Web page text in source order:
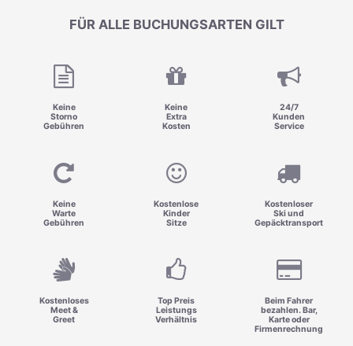
FÜR ALLE BUCHUNGSARTEN GILT
Keine
Storno
Gebühren
Keine
Extra
Kosten
24/7
Kunden
Service
Keine
Warte
Gebühren
Kostenlose
Kinder
Sitze
Kostenloser
Ski und
Gepäcktransport
Kostenloses
Meet &
Greet
Top Preis
Leistungs
Verhältnis
Beim Fahrer
bezahlen. Bar,
Karte oder
Firmenrechnung